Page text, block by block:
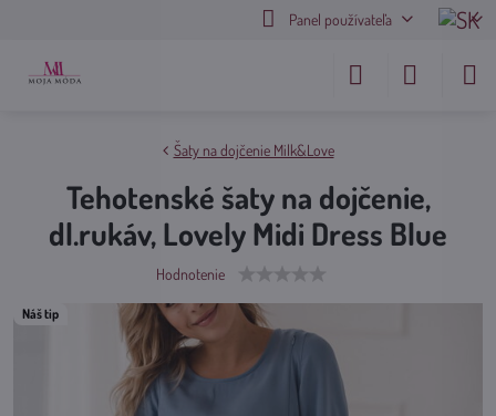
Panel používateľa
Náš tip
Šaty na dojčenie Milk&Love
Tehotenské šaty na dojčenie,
dl.rukáv, Lovely Midi Dress Blue
Hodnotenie